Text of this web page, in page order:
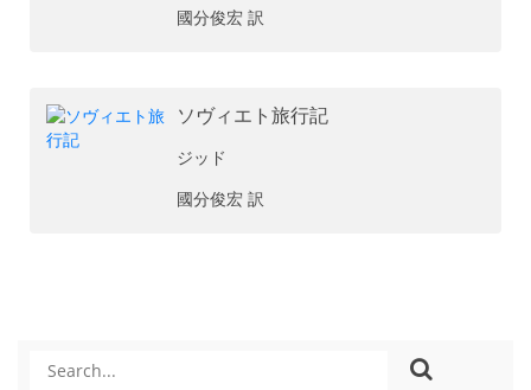
國分俊宏 訳
ソヴィエト旅行記
ジッド
國分俊宏 訳